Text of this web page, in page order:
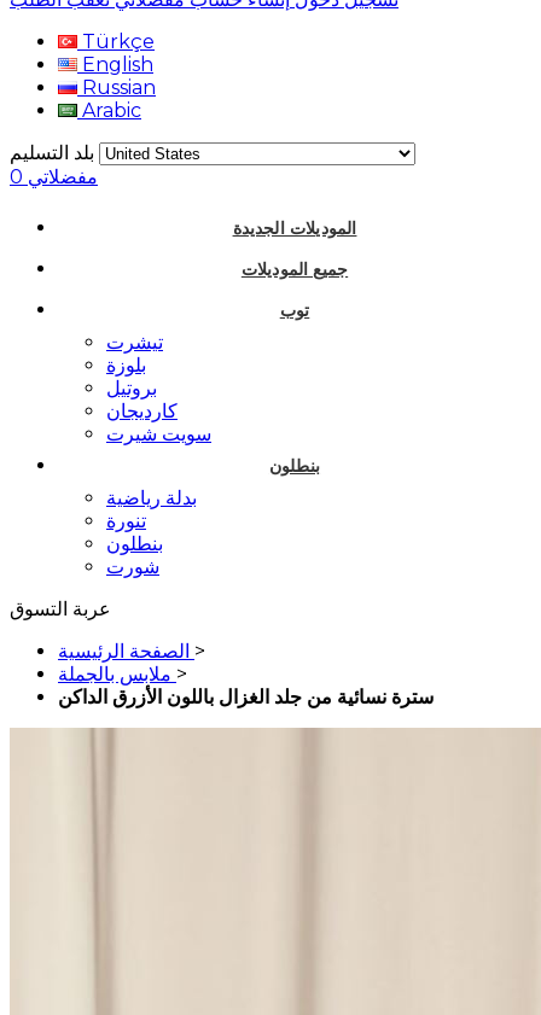
Türkçe
English
Russian
Arabic
بلد التسليم
مفضلاتي 0
الموديلات الجديدة
جميع الموديلات
توب
تيشرت
بلوزة
بروتيل
كارديجان
سويت شيرت
بنطلون
بدلة رياضية
تنورة
بنطلون
شورت
عربة التسوق
الصفحة الرئيسية >
ملابس بالجملة >
سترة نسائية من جلد الغزال باللون الأزرق الداكن